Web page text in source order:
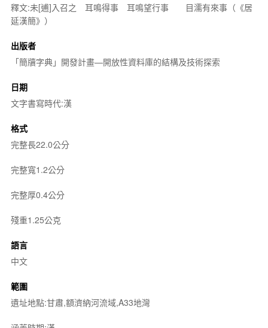
釋文:未[逋]入召之 耳鳴得事 耳鳴望行事 目濡有來事（《居
延漢簡》）
出版者
「簡牘字典」開發計畫—開放性資料庫的結構及技術探索
日期
文字書寫時代:漢
格式
完整長22.0公分
完整寬1.2公分
完整厚0.4公分
殘重1.25公克
語言
中文
範圍
遺址地點:甘肅,額濟納河流域,A33地灣